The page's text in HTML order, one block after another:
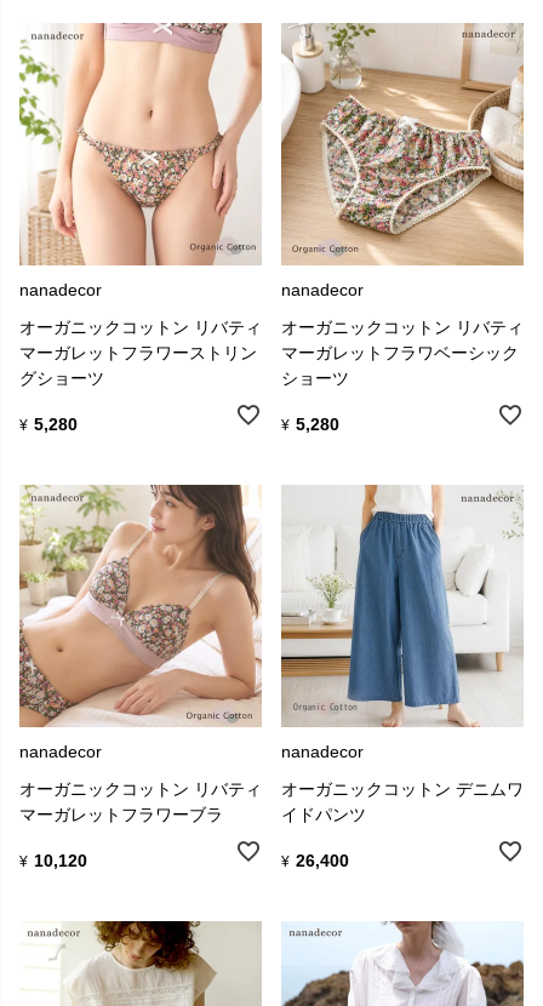
nanadecor
オーガニックコットン リバティ
マーガレットフラワーストリン
グショーツ
¥ 5,280
nanadecor
オーガニックコットン リバティ
マーガレットフラワベーシック
ショーツ
¥ 5,280
nanadecor
オーガニックコットン リバティ
マーガレットフラワーブラ
¥ 10,120
nanadecor
オーガニックコットン デニムワ
イドパンツ
¥ 26,400